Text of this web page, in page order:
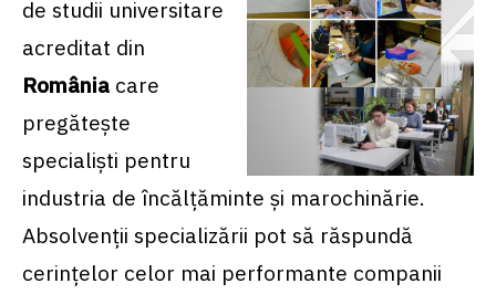
de studii universitare
acreditat din
România care
pregăteşte
specialişti pentru
industria de încălţăminte și marochinărie.
Absolvenţii specializării pot să răspundă
cerinţelor celor mai performante companii